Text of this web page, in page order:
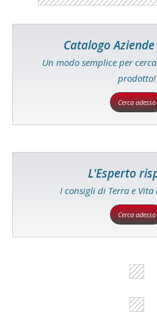
Catalogo
Un modo semplice per
prodotto!
Cerca adesso
L'Esperto
I consigli di Terra e
Cerca adesso